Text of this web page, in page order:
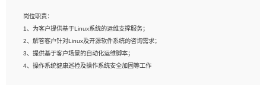
4、在剪辑上会思考，有一定编导思维；
5、踏实， 勤奋，愿意在工作中不断学习，提高自我；
6、能与同事友好相处。
岗位职责：
1、为客户提供基于Linux系统的运维支撑服务；
2、解答客户针对Linux及开源软件系统的咨询需求；
3、提供基于客户场景的自动化运维脚本；
4、操作系统健康巡检及操作系统安全加固等工作